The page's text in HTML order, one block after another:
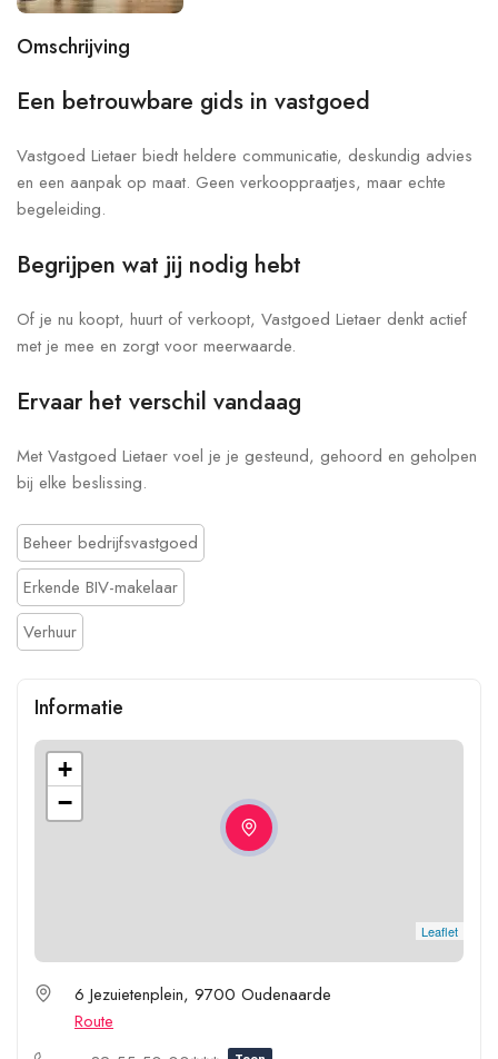
Omschrijving
Een betrouwbare gids in vastgoed
Vastgoed Lietaer biedt heldere communicatie, deskundig advies
en een aanpak op maat. Geen verkooppraatjes, maar echte
begeleiding.
Begrijpen wat jij nodig hebt
Of je nu koopt, huurt of verkoopt, Vastgoed Lietaer denkt actief
met je mee en zorgt voor meerwaarde.
Ervaar het verschil vandaag
Met Vastgoed Lietaer voel je je gesteund, gehoord en geholpen
bij elke beslissing.
Beheer bedrijfsvastgoed
Erkende BIV-makelaar
Verhuur
Informatie
+
−
Leaflet
6 Jezuietenplein, 9700 Oudenaarde
Route